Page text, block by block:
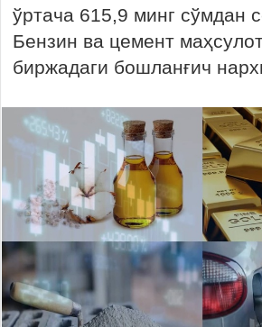
ўртача 615,9 минг сўмдан
Бензин ва цемент
биржадаги бошланғич